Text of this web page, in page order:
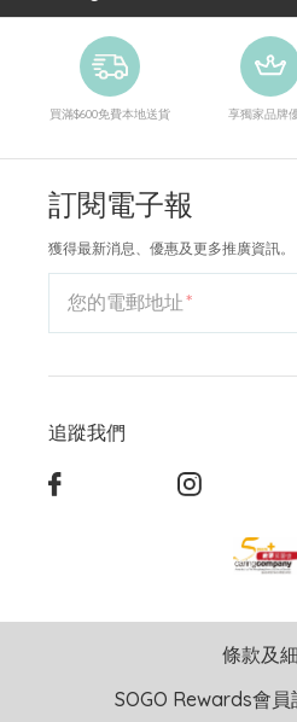
買滿$600免費本地送貨 享獨家品牌
訂閱電子報
獲得最新消息、優惠及更多推廣資訊。
您的電郵地址
追蹤我們
條款及
SOGO Rewards會